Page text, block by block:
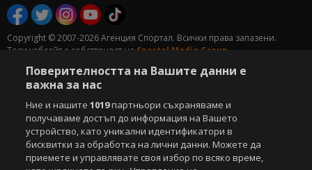
Copyright © 2007-2026 Агенция Спортал. Всички права запазени.
Този уебсайт е собственост на Sportal Media Group
За нас Екип За рекламa
Общи условия
Етични правила на НСС
Управление на предпочитания
Съдържанието на този уеб сайт и технологиите, използвани в него, са
под закрила на Закона за авторското право и сродните му права.
Всички статии, репортажи, интервюта и други текстови, графични и
Поверителността на Вашите данни е
важна за нас
Ние и нашите1019партньори съхраняваме и
получаваме достъп до информация на Вашето
устройство, като уникални идентификатори в
бисквитки за обработка на лични данни. Можете да
приемете и управлявате своя избор по всяко време,